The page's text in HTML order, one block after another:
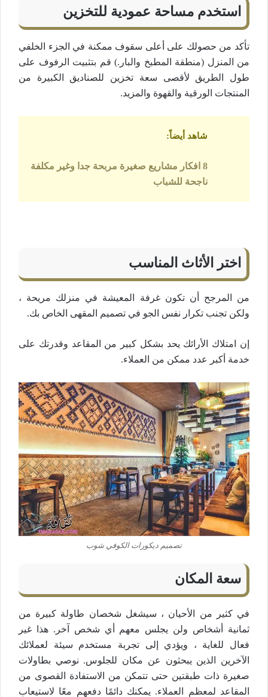
استخدم مساحة عمودية للتخزين
تأكد من حصولك على أعلى سقوف ممكنة في الجزء الخلفي
من المنزل (منطقة المطبخ والبار.) قم بتثبيت الرفوف على
طول الطريق لأقصى سعة تخزين للصناديق الكبيرة من
المنتجات الورقية والقهوة والمزيد.
شاهد أيضاً:
8 افكار مشاريع صغيرة مربحة جدا وغير مكلفة
ناجحة للشباب
اختر الأثاث المناسب
من المرجح أن تكون غرفة المعيشة في منزلك مريحة ،
ولكن تجنب تكرار نفس الجو في تصميم المقهى الخاص بك.
إن امتلاك الأرائك يحد بشكل كبير من المقاعد وقدرتك على
خدمة أكبر عدد ممكن من العملاء.
تصميم ديكورات الكوفي شوب
سعة المكان
في كثير من الأحيان ، سيشغل شخصان طاولة كبيرة من
ثمانية أشخاص ولن يجلس معهم أي شخص آخر. هذا غير
فعال للغاية ، ويؤدي إلى تجربة مستخدم سيئة لعملائك
الآخرين الذين يبحثون عن مكان للجلوس. نوصي بطاولات
صغيرة ذات طبقتين حتى تتمكن من الاستفادة القصوى من
المقاعد لمعظم العملاء. يمكنك دائمًا دفعهم معًا لاستيعاب